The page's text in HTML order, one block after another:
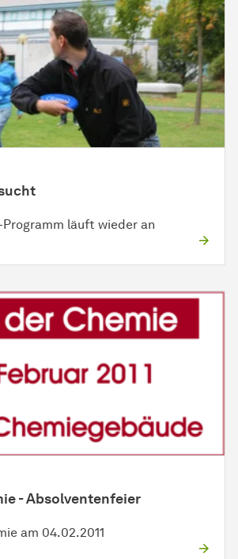
Programm läuft wieder an
- Absolventenfeier
am 04.02.2011